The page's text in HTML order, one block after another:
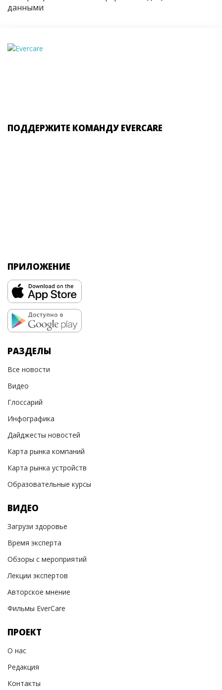
данными
ПОДДЕРЖИТЕ КОМАНДУ EVERCARE
ПРИЛОЖЕНИЕ
РАЗДЕЛЫ
Все новости
Видео
Глоссарий
Инфографика
Дайджесты новостей
Карта рынка компаний
Карта рынка устройств
Образовательные курсы
ВИДЕО
Загрузи здоровье
Время эксперта
Обзоры с мероприятий
Лекции экспертов
Авторское мнение
Фильмы EverCare
ПРОЕКТ
О нас
Редакция
Контакты